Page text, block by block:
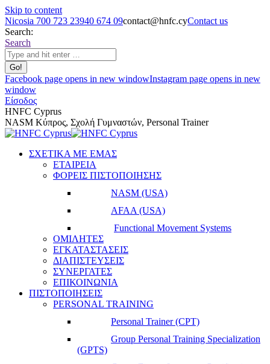
Skip to content
Nicosia 700 723 23940 674 09contact@hnfc.cyContact us
Search:
Search
Facebook page opens in new windowInstagram page opens in new
window
Είσοδος
HNFC Cyprus
NASM Κύπρος, Σχολή Γυμναστών, Personal Trainer
ΣΧΕΤΙΚΑ ΜΕ ΕΜΑΣ
ΕΤΑΙΡΕΙΑ
ΦΟΡΕΙΣ ΠΙΣΤΟΠΟΙΗΣΗΣ
NASM (USA)
AFAA (USA)
Functional Movement Systems
ΟΜΙΛΗΤΕΣ
ΕΓΚΑΤΑΣΤΑΣΕΙΣ
ΔΙΑΠΙΣΤΕΥΣΕΙΣ
ΣΥΝΕΡΓΑΤΕΣ
ΕΠΙΚΟΙΝΩΝΙΑ
ΠΙΣΤΟΠΟΙΗΣΕΙΣ
PERSONAL TRAINING
Personal Trainer (CPT)
Group Personal Training Specialization
(GPTS)